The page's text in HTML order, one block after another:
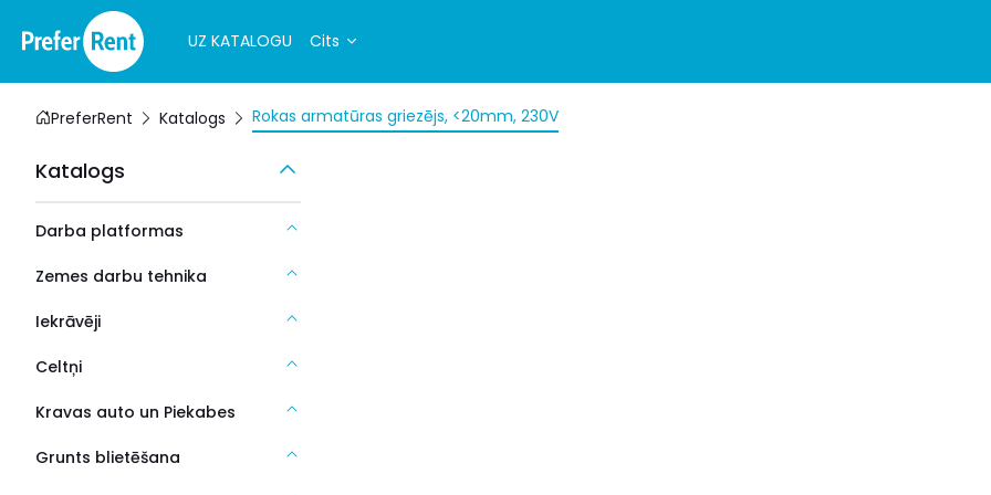
UZ KATALOGU Cits
PreferRent Katalogs Rokas armatūras griezējs, <20mm, 230V
Katalogs
Darba platformas
Zemes darbu tehnika
Iekrāvēji
Celtņi
Kravas auto un Piekabes
Grunts blietēšana